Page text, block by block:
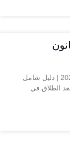
حقوق الزوجة بعد الطلاق في القانون المصري 2026 | دليل شامل
الطلاق في